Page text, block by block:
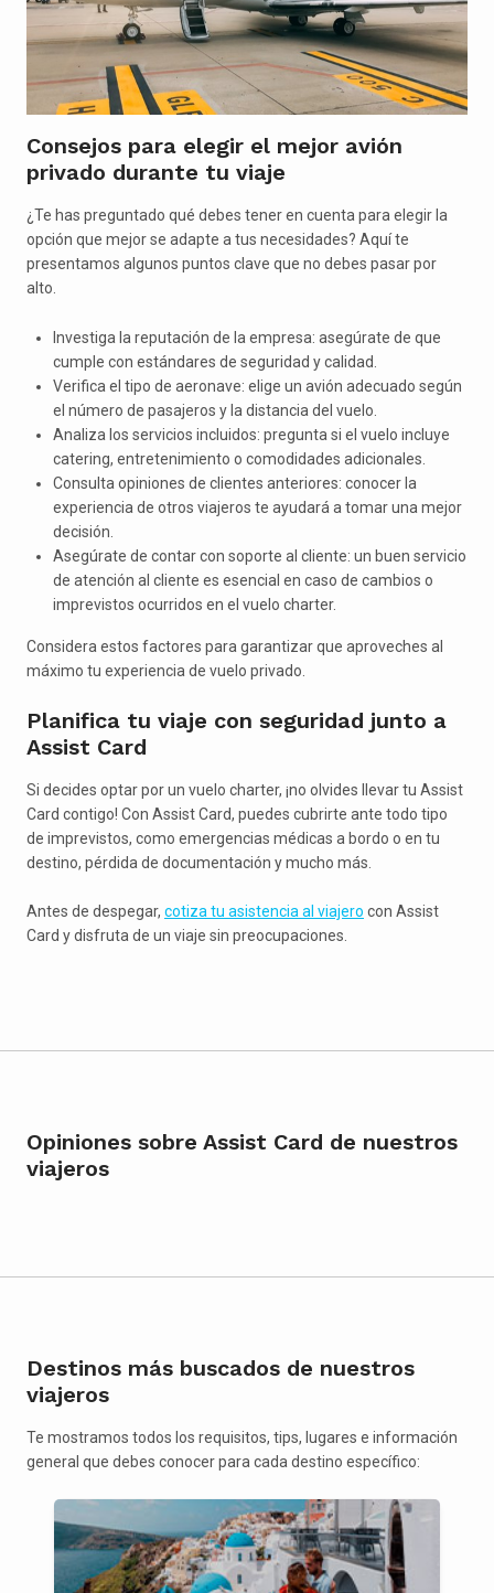
Consejos para elegir el mejor avión
privado durante tu viaje
¿Te has preguntado qué debes tener en cuenta para elegir la
opción que mejor se adapte a tus necesidades? Aquí te
presentamos algunos puntos clave que no debes pasar por
alto.
Investiga la reputación de la empresa: asegúrate de que
cumple con estándares de seguridad y calidad.
Verifica el tipo de aeronave: elige un avión adecuado según
el número de pasajeros y la distancia del vuelo.
Analiza los servicios incluidos: pregunta si el vuelo incluye
catering, entretenimiento o comodidades adicionales.
Consulta opiniones de clientes anteriores: conocer la
experiencia de otros viajeros te ayudará a tomar una mejor
decisión.
Asegúrate de contar con soporte al cliente: un buen servicio
de atención al cliente es esencial en caso de cambios o
imprevistos ocurridos en el vuelo charter.
Considera estos factores para garantizar que aproveches al
máximo tu experiencia de vuelo privado.
Planifica tu viaje con seguridad junto a
Assist Card
Si decides optar por un vuelo charter, ¡no olvides llevar tu Assist
Card contigo! Con Assist Card, puedes cubrirte ante todo tipo
de imprevistos, como emergencias médicas a bordo o en tu
destino, pérdida de documentación y mucho más.
Antes de despegar, cotiza tu asistencia al viajero con Assist
Card y disfruta de un viaje sin preocupaciones.
Opiniones sobre Assist Card de nuestros
viajeros
Destinos más buscados de nuestros
viajeros
Te mostramos todos los requisitos, tips, lugares e información
general que debes conocer para cada destino específico: